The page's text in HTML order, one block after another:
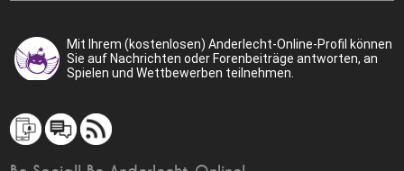
Mit Ihrem (kostenlosen) Anderlecht-Online-Profil können
Sie auf Nachrichten oder Forenbeiträge antworten, an
Spielen und Wettbewerben teilnehmen.